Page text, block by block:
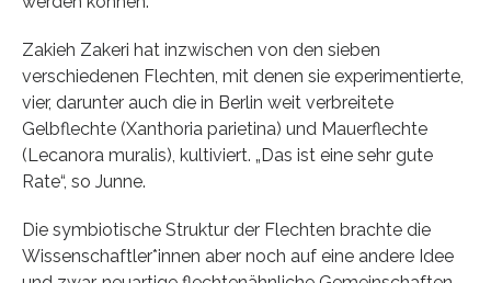
Zakieh Zakeri hat inzwischen von den sieben
verschiedenen Flechten, mit denen sie experimentierte,
vier, darunter auch die in Berlin weit verbreitete
Gelbflechte (Xanthoria parietina) und Mauerflechte
(Lecanora muralis), kultiviert. „Das ist eine sehr gute
Rate“, so Junne.
Die symbiotische Struktur der Flechten brachte die
Wissenschaftler*innen aber noch auf eine andere Idee